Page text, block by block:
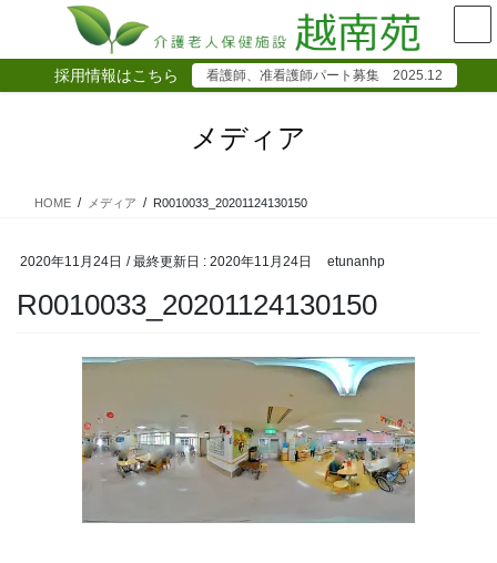
テ
ゲ
採用情報はこちら 看護師、准看護師パート募集 2025.12
メディア
HOME メディア R0010033_20201124130150
2020年11月24日 / 最終更新日 : 2020年11月24日 etunanhp
R0010033_20201124130150